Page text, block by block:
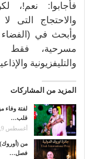
فأجابوا: نعم!،
والاحتجاج التى
وأبحث في
مسرحية، فقط
والتليفزيونية
المزيد من المشاركات
لفتة وفاء
قلب…
أغسطس 9, 2026
من (أوروك)
فصل…